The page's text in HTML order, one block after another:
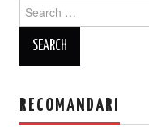
for:
RECOMANDARI